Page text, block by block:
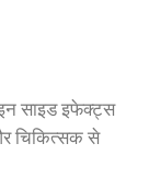
साइड इफेक्ट्स
चिकित्सक से